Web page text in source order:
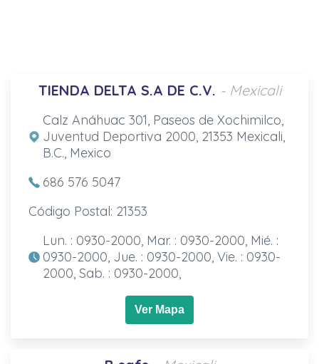
TIENDA DELTA S.A DE C.V. - Mexicali
Calz Anáhuac 301, Paseos de Xochimilco,
Juventud Deportiva 2000, 21353 Mexicali,
B.C., Mexico
686 576 5047
Código Postal: 21353
Lun. : 0930-2000, Mar. : 0930-2000, Mié. :
0930-2000, Jue. : 0930-2000, Vie. : 0930-
2000, Sab. : 0930-2000,
Ver Mapa